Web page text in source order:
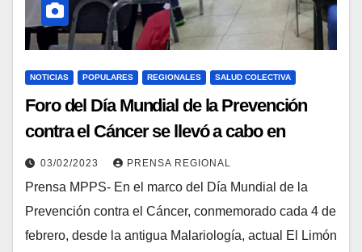
NOTICIAS POPULARES REGIONALES SALUD COLECTIVA
Foro del Día Mundial de la Prevención
contra el Cáncer se llevó a cabo en
Cojedes
03/02/2023 PRENSA REGIONAL
Prensa MPPS- En el marco del Día Mundial de la
Prevención contra el Cáncer, conmemorado cada 4 de
febrero, desde la antigua Malariología, actual El Limón